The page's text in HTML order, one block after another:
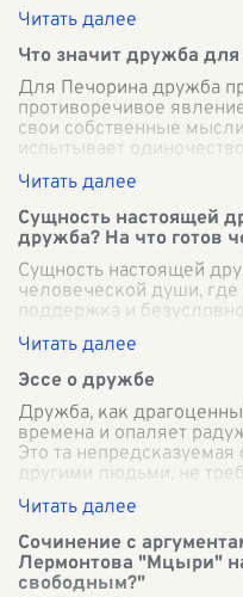
Что значит дружба
Для Печорина дружба
противоречивое
свои собственные
испытывает
Сущность настоящей
дружба? На что готов
Сущность настоящей
человеческой души,
поддержка и
Настоящая дружба — это
Эссе о дружбе
Дружба, как
времена и опаляет
Это та непредсказуемая
другими людьми, не
Сочинение с
Лермонтова "Мцыри"
свободным?"